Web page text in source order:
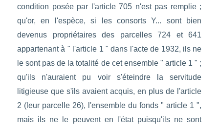
condition posée par l'article 705 n'est pas remplie ;
qu'or, en l'espèce, si les consorts Y... sont bien
devenus propriétaires des parcelles 724 et 641
appartenant à " l'article 1 " dans l'acte de 1932, ils ne
le sont pas de la totalité de cet ensemble " article 1 " ;
qu'ils n'auraient pu voir s'éteindre la servitude
litigieuse que s'ils avaient acquis, en plus de l'article
2 (leur parcelle 26), l'ensemble du fonds " article 1 ",
mais ils ne le peuvent en l'état puisqu'ils ne sont